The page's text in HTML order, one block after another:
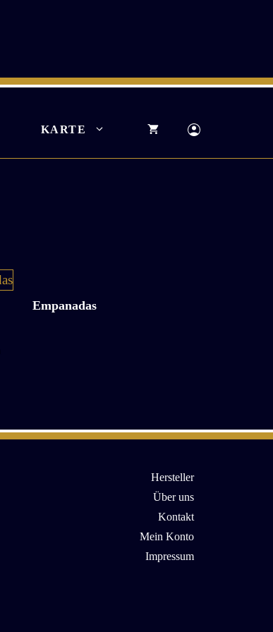
KARTE
Empanadas
Hersteller
Über uns
Kontakt
Mein Konto
Impressum